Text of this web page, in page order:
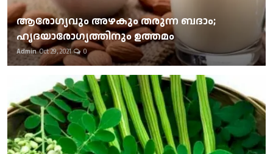
ആരോഗ്യവും അഴകും തരുന്ന ബദാം;
ഹൃദയാരോഗ്യത്തിനും ഉത്തമം
Admin Oct 29, 2021 0